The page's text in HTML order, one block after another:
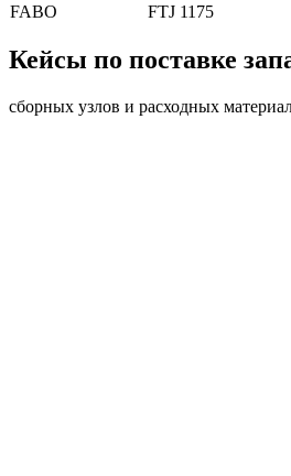
FABO
FTJ 1175
Кейсы по поставке
сборных узлов и расходных